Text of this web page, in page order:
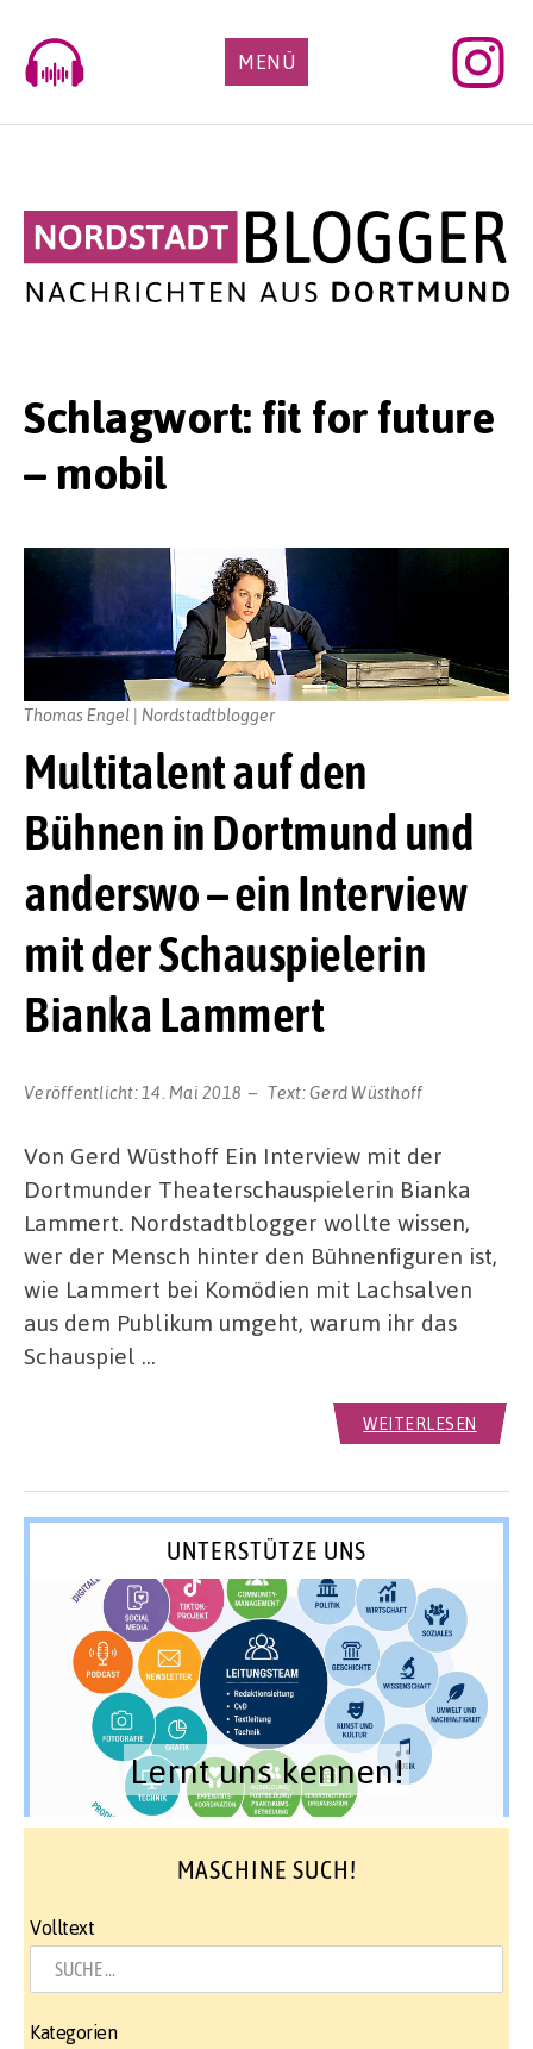
content
MENÜ
Schlagwort: fit for future
– mobil
Multitalent auf den
Bühnen in Dortmund und
anderswo – ein Interview
mit der Schauspielerin
Bianka Lammert
Veröffentlicht: 14. Mai 2018 Text:Gerd Wüsthoff
Thomas Engel | Nordstadtblogger
Von Gerd Wüsthoff Ein Interview mit der
Dortmunder Theaterschauspielerin Bianka
Lammert. Nordstadtblogger wollte wissen,
wer der Mensch hinter den Bühnenfiguren ist,
wie Lammert bei Komödien mit Lachsalven
aus dem Publikum umgeht, warum ihr das
Schauspiel …
WEITERLESEN
UNTERSTÜTZE UNS
Lernt uns kennen!
MASCHINE SUCH!
Volltext
Kategorien